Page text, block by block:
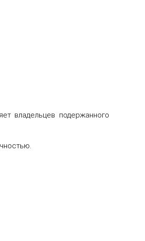
владельцев подержанного